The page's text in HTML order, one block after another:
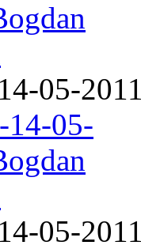
05-2011
05-2011